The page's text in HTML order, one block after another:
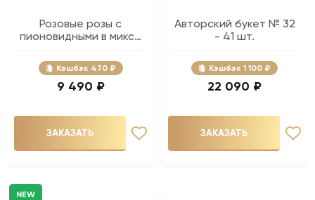
Розовые розы с
пионовидными в миксе
- 15 шт.
Кэшбэк 470 ₽
9 490 ₽
ЗАКАЗАТЬ
Авторский букет № 32
- 41 шт.
Кэшбэк 1 100 ₽
22 090 ₽
ЗАКАЗАТЬ
NEW